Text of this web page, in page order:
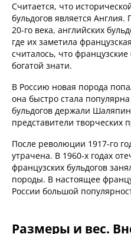
Считается, что
бульдогов является
20-го века, английских
где их заметила
считалось, что французские
богатой знати.
В Россию новая порода
она быстро стала
бульдогов держали
представители творческих
После революции 1917-го
утрачена. В 1960-х годах
французских бульдогов
породы. В настоящее
России большой
Размеры и вес.